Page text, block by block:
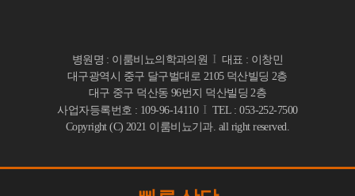
· 소대 절제술
· 음경신경둔감술
· 길이연장클리닉
· 음낭갈퀴성형술
· 굴곡형 발기부전 수술
· 빠른상담
병원명 : 이룸비뇨의학과의원 I
대표 : 이창민
대구광역시 중구 달구벌대로 2105 덕산빌딩 2층
대구 중구 덕산동 96번지 덕산빌딩 2층
사업자등록번호 : 109-96-14110 I
TEL : 053-252-7500
Copyright (C) 2021 이룸비뇨기과. all right reserved.